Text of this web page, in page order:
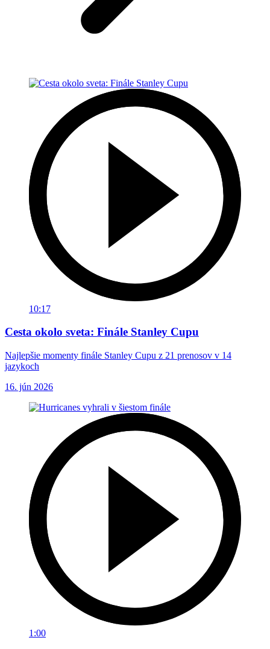
10:17
Cesta okolo sveta: Finále Stanley Cupu
Najlepšie momenty finále Stanley Cupu z 21 prenosov v 14
jazykoch
16. jún 2026
1:00